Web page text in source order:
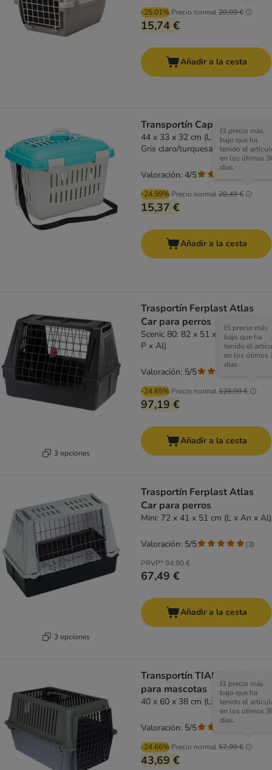
-25.01% Precio normal20,99 €
15,74 €
Añadir a la cesta
Transportín Capri Trixie
44 x 33 x 32 cm (L x An x Al) -
Gris claro/turquesa
-24.99% Precio normal20,49 €
El precio más
bajo que ha
tenido el
en los útimos
días.
15,37 €
Valoración: 4/5
Añadir a la cesta
3 opciones
Trasportín Ferplast Atlas
Car para perros
Scenic 80: 82 x 51 x 61 cm (An x
P x Al)
-24.65% Precio normal128,99 €
El precio más
bajo que ha
tenido el
en los útimos
días.
97,19 €
Valoración: 5/5
Añadir a la cesta
3 opciones
Trasportín Ferplast Atlas
Car para perros
Mini: 72 x 41 x 51 cm (L x An x Al)
PRVP*94,90 €
67,49 €
Valoración: 5/5 (3)
Añadir a la cesta
Transportín TIAKI verde
para mascotas
40 x 60 x 38 cm (LxAnxAl)
-24.66% Precio normal57,99 €
El precio más
bajo que ha
tenido el
en los útimos
días.
43,69 €
Valoración: 5/5